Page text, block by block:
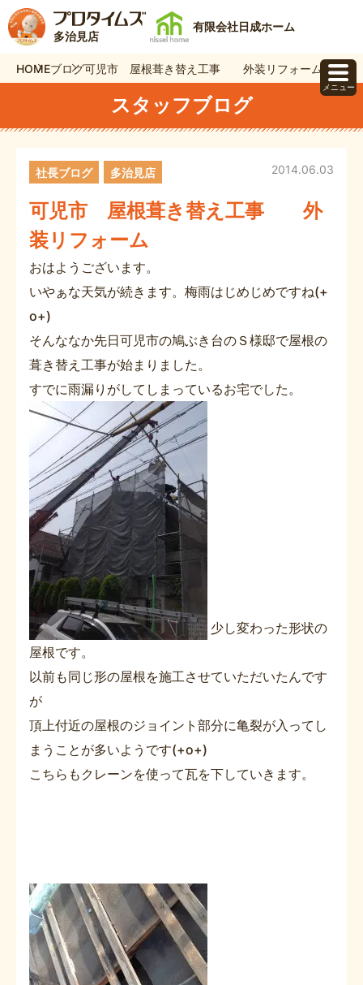
多治見店
有限会社日成ホーム
HOMEブログ可児市 屋根葺き替え工事 外装リフォーム
スタッフブログ
可児市 屋根葺き替え工事 外
装リフォーム
2014.06.03
社長ブログ 多治見店
おはようございます。
いやぁな天気が続きます。梅雨はじめじめですね(+
o+)
そんななか先日可児市の鳩ぶき台のＳ様邸で屋根の
葺き替え工事が始まりました。
すでに雨漏りがしてしまっているお宅でした。
少し変わった形状の
屋根です。
以前も同じ形の屋根を施工させていただいたんです
が
頂上付近の屋根のジョイント部分に亀裂が入ってし
まうことが多いようです(+o+)
こちらもクレーンを使って瓦を下していきます。
メニュー